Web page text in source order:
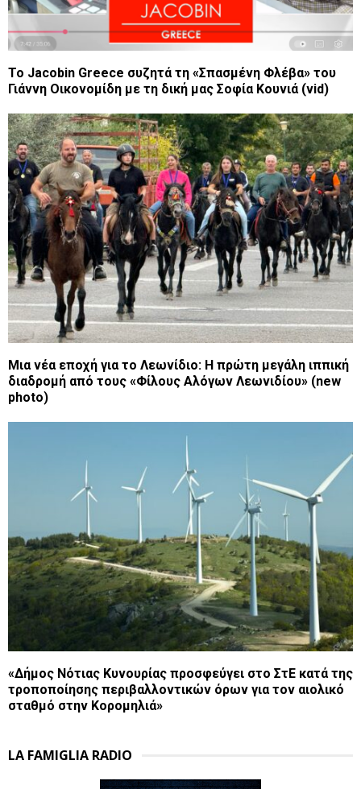
Το Jacobin Greece συζητά τη «Σπασμένη Φλέβα» του
Γιάννη Οικονομίδη με τη δική μας Σοφία Κουνιά (vid)
Μια νέα εποχή για το Λεωνίδιο: Η πρώτη μεγάλη ιππική
διαδρομή από τους «Φίλους Αλόγων Λεωνιδίου» (new
photo)
«Δήμος Νότιας Κυνουρίας προσφεύγει στο ΣτΕ κατά της
τροποποίησης περιβαλλοντικών όρων για τον αιολικό
σταθμό στην Κορομηλιά»
LA FAMIGLIA RADIO